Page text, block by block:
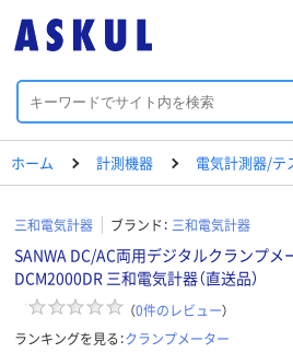
ホーム 計測機器 電気計測器/テ
三和電気計器 ブランド： 三和電気計器
SANWA DC/AC両用デジタルクランプメ
DCM2000DR 三和電気計器（直送品）
（0件のレビュー）
ランキングを見る：クランプメーター